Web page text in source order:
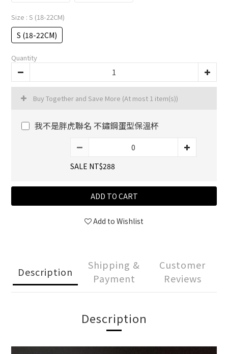
Size : S (18-22CM)
S (18-22CM)
Quantity
Buy Together and Save More (At most 1 item(s))
我不是胖虎聯名 不鏽鋼蛋型保溫杯
SALE NT$288
ADD TO CART
Add to Wishlist
Description
Shipping &
Payment
Customer
Reviews
Description